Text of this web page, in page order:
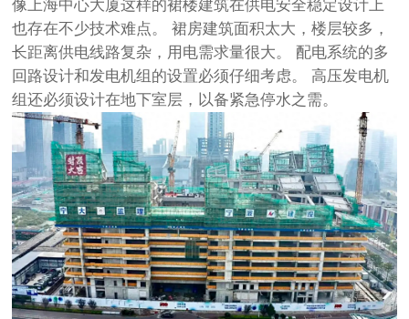
像上海中心大厦这样的裙楼建筑在供电安全稳定设计上
也存在不少技术难点。 裙房建筑面积太大，楼层较多，
长距离供电线路复杂，用电需求量很大。 配电系统的多
回路设计和发电机组的设置必须仔细考虑。 高压发电机
组还必须设计在地下室层，以备紧急停水之需。